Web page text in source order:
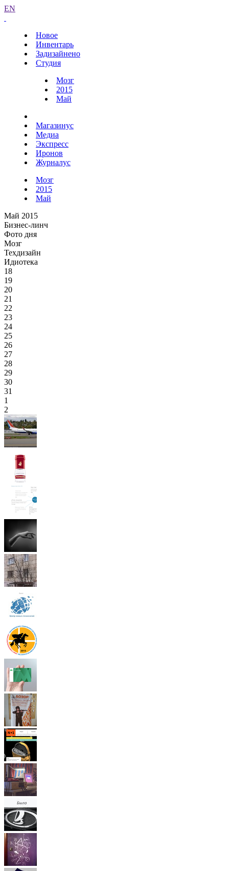
EN
Новое
Инвентарь
Задизайнено
Студия
Мозг
2015
Май
Магазинус
Медиа
Экспресс
Иронов
Журналус
Мозг
2015
Май
Май 2015
Бизнес-линч
Фото дня
Мозг
Техдизайн
Идиотека
18
19
20
21
22
23
24
25
26
27
28
29
30
31
1
2